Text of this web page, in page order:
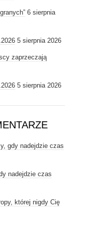
6 sierpnia
5 sierpnia 2026
zaprzeczają
5 sierpnia 2026
gdy nadejdzie czas
nadejdzie czas
której nigdy Cię